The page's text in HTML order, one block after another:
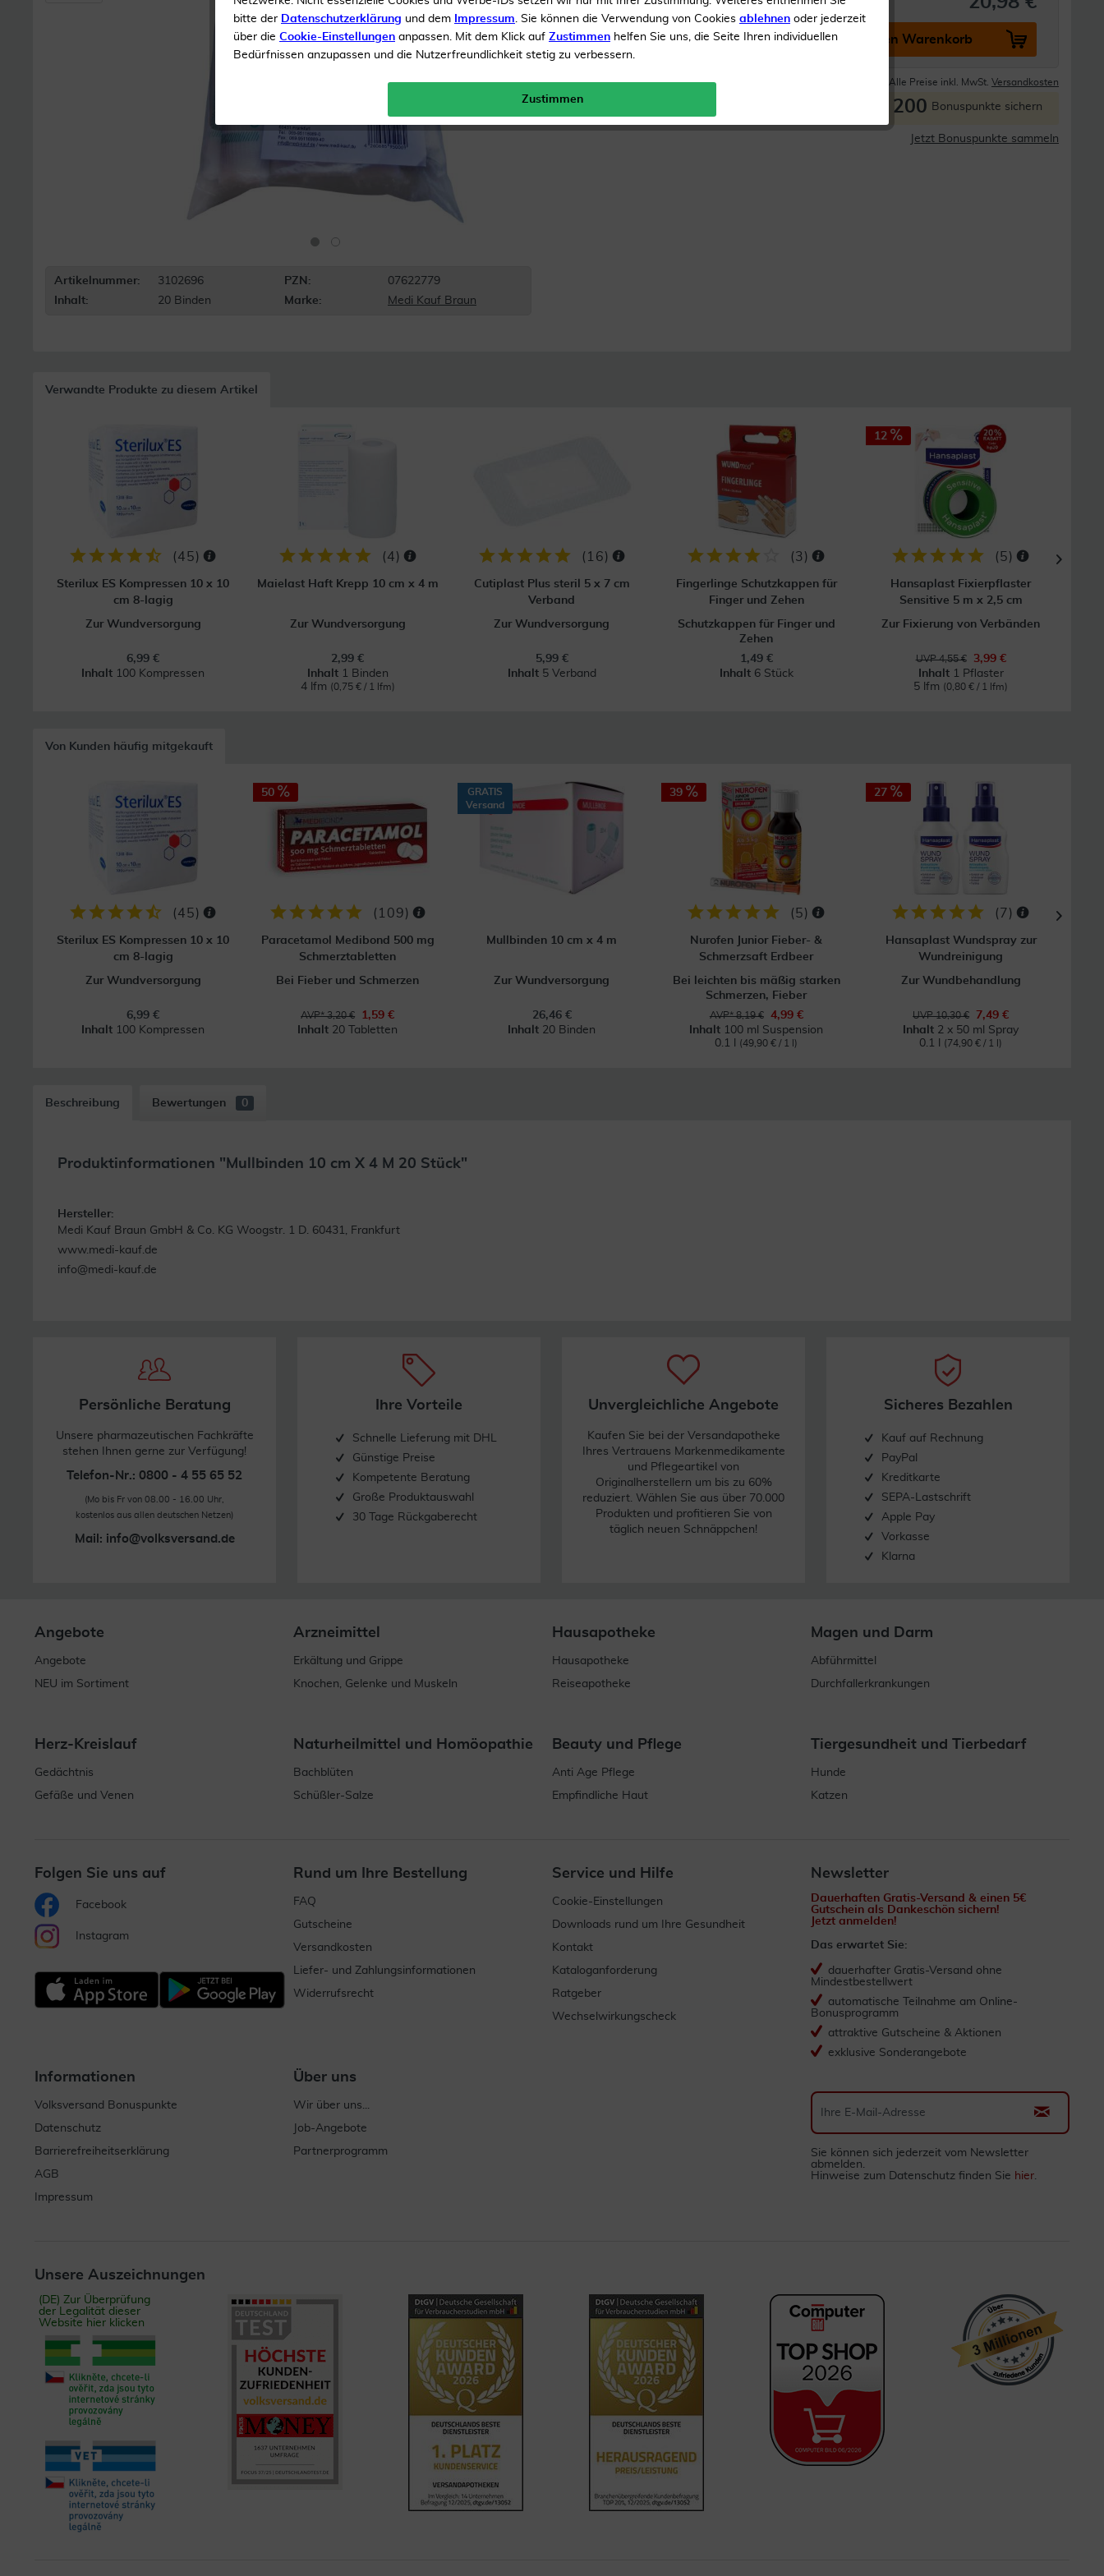
Artikelnummer: 3102696 PZN:
07622779
Inhalt:
20 Binden Marke: Medi Kauf Braun
Inhalt20 Binden
Menge: In den Warenkorb
Versandkostenfrei Alle Preise inkl. MwSt. Versandkosten
200 Bonuspunkte sichern
Jetzt Bonuspunkte sammeln
Verwandte Produkte zu diesem Artikel
(45)
Sterilux ES Kompressen 10 x 10
cm 8-lagig
Zur Wundversorgung
6,99 €
Inhalt 100 Kompressen
(4)
Maielast Haft Krepp 10 cm x 4 m
Zur Wundversorgung
2,99 €
Inhalt 1 Binden
4 lfm (0,75 € / 1 lfm)
( 16)
Cutiplast Plus steril 5 x 7 cm
Verband
Zur Wundversorgung
5,99 €
Inhalt 5 Verband
(3)
Fingerlinge Schutzkappen für
Finger und Zehen
Schutzkappen für Finger und
Zehen
1,49 €
Inhalt 6 Stück
12
(5)
Hansaplast Fixierpflaster
Sensitive 5 m x 2,5 cm
Zur Fixierung von Verbänden
UVP 4,55 €
3,99 €
Inhalt 1 Pflaster
5 lfm (0,80 € / 1 lfm)
Von Kunden häufig mitgekauft
(45)
Sterilux ES Kompressen 10 x 10
cm 8-lagig
Zur Wundversorgung
6,99 €
Inhalt 100 Kompressen
50
( 109)
Paracetamol Medibond 500 mg
Schmerztabletten
Bei Fieber und Schmerzen
AVP* 3,20 €
1,59 €
Inhalt 20 Tabletten
GRATIS
Versand
Mullbinden 10 cm x 4 m
Zur Wundversorgung
26,46 €
Inhalt 20 Binden
39
(5)
Nurofen Junior Fieber- &
Schmerzsaft Erdbeer
Bei leichten bis mäßig starken
Schmerzen, Fieber
AVP* 8,19 €
4,99 €
Inhalt 100 ml Suspension
0.1 l
(49,90 € / 1 l)
27
( 7 )
Hansaplast Wundspray zur
Wundreinigung
Zur Wundbehandlung
UVP 10,30 €
7,49 €
Inhalt 2 x 50 ml Spray
0.1 l
(74,90 € / 1 l)
Beschreibung Bewertungen 0
Produktinformationen "Mullbinden 10 cm X 4 M 20 Stück"
Hersteller:
Medi Kauf Braun GmbH & Co. KG Woogstr. 1 D. 60431, Frankfurt
www.medi-kauf.de
info@medi-kauf.de
Persönliche Beratung
Unsere pharmazeutischen Fachkräfte
stehen Ihnen gerne zur Verfügung!
Telefon-Nr.: 0800 - 4 55 65 52
(Mo bis Fr von 08.00 - 16.00 Uhr,
kostenlos aus allen deutschen Netzen)
Mail: info@volksversand.de
Ihre Vorteile
Schnelle Lieferung mit DHL
Günstige Preise
Kompetente Beratung
Große Produktauswahl
30 Tage Rückgaberecht
Unvergleichliche Angebote
Kaufen Sie bei der Versandapotheke
Ihres Vertrauens Markenmedikamente
und Pflegeartikel von
Originalherstellern um bis zu 60%
reduziert. Wählen Sie aus über 70.000
Produkten und profitieren Sie von
täglich neuen Schnäppchen!
Sicheres Bezahlen
Kauf auf Rechnung
PayPal
Kreditkarte
SEPA-Lastschrift
Apple Pay
Vorkasse
Klarna
Angebote
Angebote
NEU im Sortiment
Arzneimittel
Erkältung und Grippe
Knochen, Gelenke und Muskeln
Hausapotheke
Hausapotheke
Reiseapotheke
Magen und Darm
Abführmittel
Durchfallerkrankungen
Herz-Kreislauf
Gedächtnis
Gefäße und Venen
Naturheilmittel und Homöopathie
Bachblüten
Schüßler-Salze
Beauty und Pflege
Anti Age Pflege
Empfindliche Haut
Tiergesundheit und Tierbedarf
Hunde
Katzen
Folgen Sie uns auf
Facebook
Instagram
Rund um Ihre Bestellung
FAQ
Gutscheine
Versandkosten
Liefer- und Zahlungsinformationen
Widerrufsrecht
Service und Hilfe
Cookie-Einstellungen
Downloads rund um Ihre Gesundheit
Kontakt
Kataloganforderung
Ratgeber
Wechselwirkungscheck
Informationen
Volksversand Bonuspunkte
Datenschutz
Barrierefreiheitserklärung
AGB
Impressum
Über uns
Wir über uns...
Job-Angebote
Partnerprogramm
Newsletter
Dauerhaften Gratis-Versand & einen 5€
Gutschein als Dankeschön sichern!
Jetzt anmelden!
Das erwartet Sie:
dauerhafter Gratis-Versand ohne
Mindestbestellwert
automatische Teilnahme am Online-
Bonusprogramm
attraktive Gutscheine & Aktionen
exklusive Sonderangebote
Sie können sich jederzeit vom Newsletter
abmelden.
Hinweise zum Datenschutz finden Sie hier.
Unsere Auszeichnungen
(DE) Zur Überprüfung
der Legalität dieser
Website hier klicken
bitte der Datenschutzerklärung und dem Impressum. Sie können die Verwendung von Cookies ablehnen oder jederzeit
über die Cookie-Einstellungen anpassen. Mit dem Klick auf Zustimmen helfen Sie uns, die Seite Ihren individuellen
Bedürfnissen anzupassen und die Nutzerfreundlichkeit stetig zu verbessern.
Zustimmen